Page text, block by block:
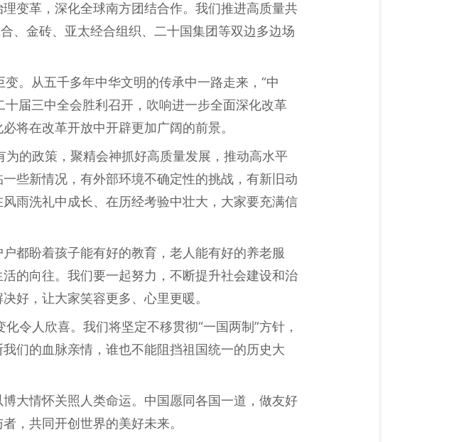
变革，深化全球南方团结合作。我们推进高质量共
、金砖、亚太经合组织、二十国集团等双边多边场
。从五千多年中华文明的传承中一路走来，“中
届三中全会胜利召开，吹响进一步全面深化改革
将在改革开放中开辟更加广阔的前景。
的政策，聚精会神抓好高质量发展，推动高水平
些新情况，有外部环境不确定性的挑战，有新旧动
雨洗礼中成长、在历经考验中壮大，大家要充满信
都盼着孩子能有好的教育，老人能有好的养老服
的向往。我们要一起努力，不断提升社会建设和治
好，让大家笑容更多、心里更暖。
令人欣喜。我们将坚定不移贯彻“一国两制”方针，
们的血脉亲情，谁也不能阻挡祖国统一的历史大
大情怀关照人类命运。中国愿同各国一道，做友好
，共同开创世界的美好未来。